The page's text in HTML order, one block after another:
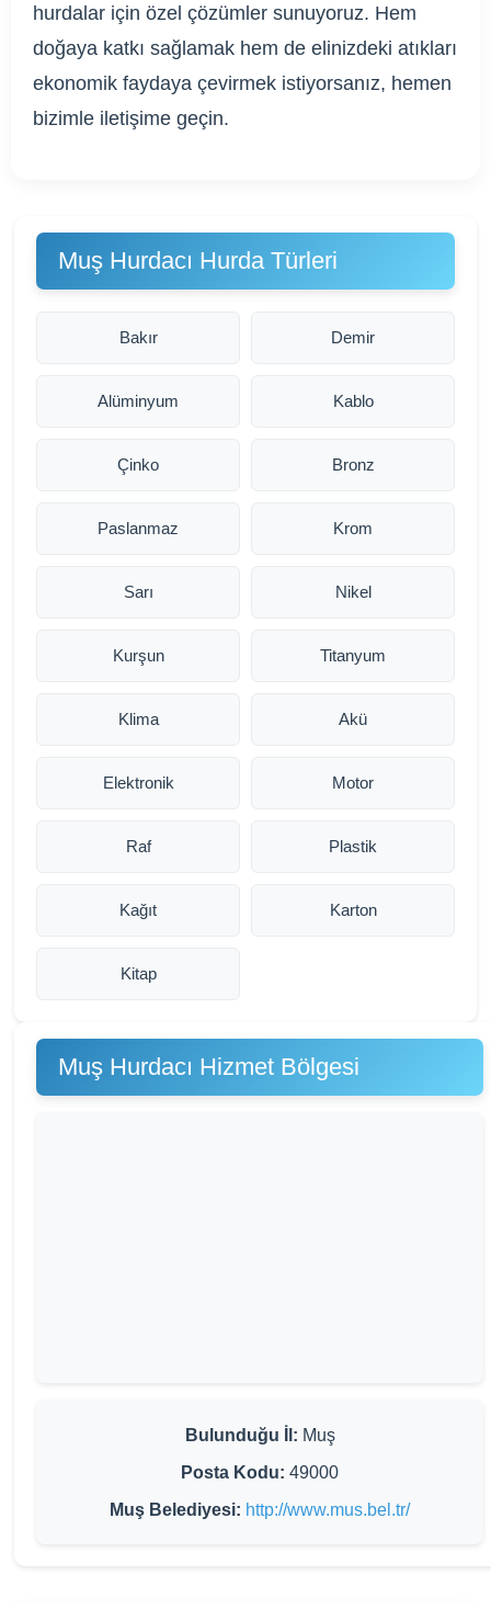
hurdalar için özel çözümler sunuyoruz. Hem
doğaya katkı sağlamak hem de elinizdeki atıkları
ekonomik faydaya çevirmek istiyorsanız, hemen
bizimle iletişime geçin.
Muş Hurdacı Hurda Türleri
Bakır Demir
Alüminyum Kablo
Çinko Bronz
Paslanmaz Krom
Sarı Nikel
Kurşun Titanyum
Klima Akü
Elektronik Motor
Raf Plastik
Kağıt Karton
Kitap
Muş Hurdacı Hizmet Bölgesi
Bulunduğu İl: Muş
Posta Kodu: 49000
Muş Belediyesi: http://www.mus.bel.tr/